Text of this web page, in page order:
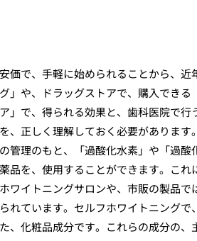
価で、手軽に始められることから、近
」や、ドラッグストアで、購入できる
」で、得られる効果と、歯科医院で行
、正しく理解しておく必要があります
管理のもと、「過酸化水素」や「過酸
品を、使用することができます。これ
ワイトニングサロンや、市販の製品で
れています。セルフホワイトニングで
、化粧品成分です。これらの成分の、